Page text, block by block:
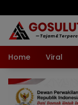
Home Viral